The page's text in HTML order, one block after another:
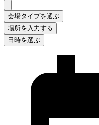
会場タイプを選ぶ
場所を入力する
日時を選ぶ